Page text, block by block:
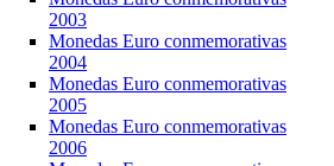
2003
Monedas Euro conmemorativas
2004
Monedas Euro conmemorativas
2005
Monedas Euro conmemorativas
2006